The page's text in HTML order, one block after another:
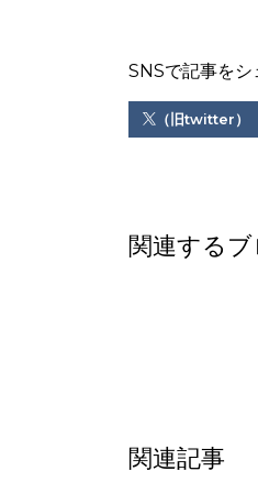
SNSで記事をシ
（旧twitter）
関連する
関連記事